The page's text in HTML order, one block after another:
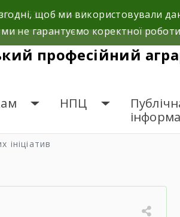
(04631) 3-10-02
професійний
НПЦ
щоб ми використовували
не гарантуємо коректної